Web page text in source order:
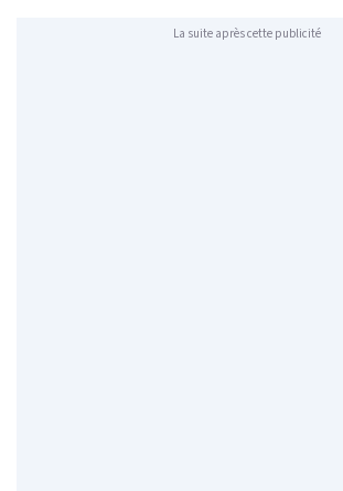
La suite après cette publicité